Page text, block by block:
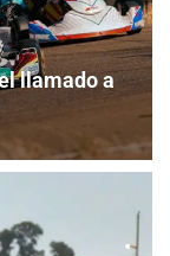
llamado a